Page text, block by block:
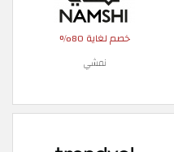
خصم لغاية 80%
نمشي